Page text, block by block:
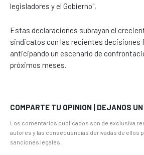
legisladores y el Gobierno",
Estas declaraciones subrayan el
sindicatos con las recientes decisiones
anticipando un escenario de
próximos meses.
COMPARTE TU OPINION | DEJANOS
Los comentarios publicados son de exclusiva
autores y las consecuencias derivadas de ellos
sanciones legales.